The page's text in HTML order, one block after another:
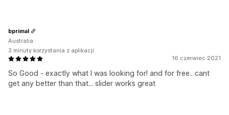
16 czerwiec 2021
So Good - exactly what I was looking for! and for free.. cant
get any better than that... slider works great
bprimal
Australia
3 minuty korzystania z aplikacji